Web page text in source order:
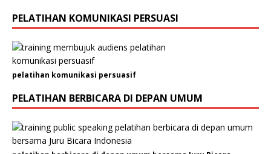
m
a
t
P
e
u
s
a
h
a
PELATIHAN KOMUNIKASI PERSUASI
pelatihan komunikasi persuasif
PELATIHAN BERBICARA DI DEPAN UMUM